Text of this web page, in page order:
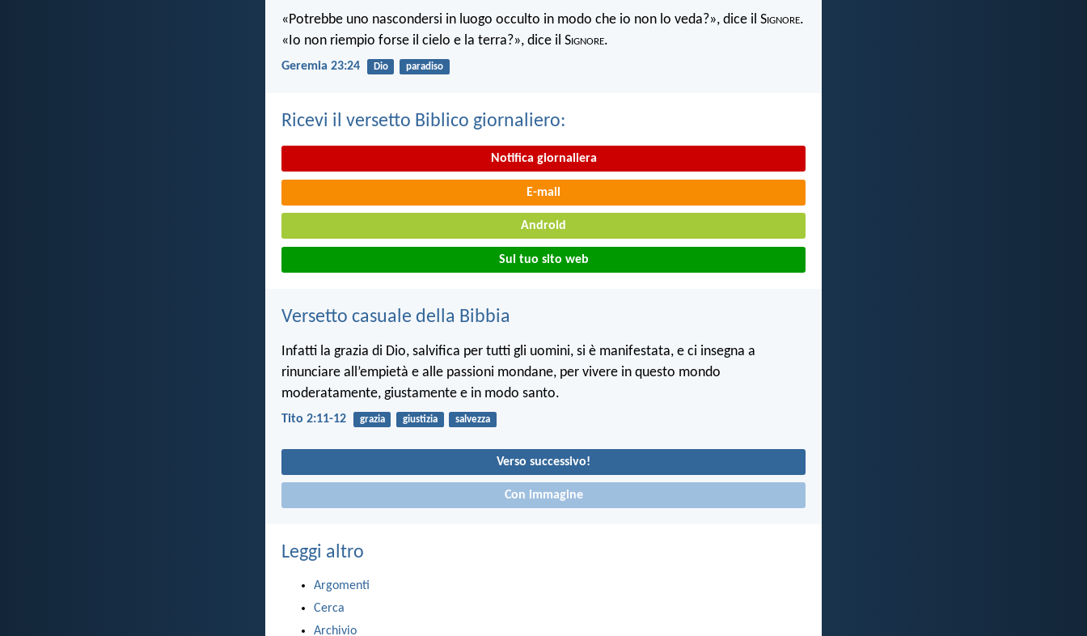
«Potrebbe uno nascondersi in luogo occulto in modo che io non lo veda?», dice il Signore.
«Io non riempio forse il cielo e la terra?», dice il Signore.
Geremia 23:24 Dio paradiso
Ricevi il versetto Biblico giornaliero:
Notifica giornaliera
E-mail
Android
Sul tuo sito web
Versetto casuale della Bibbia
Infatti la grazia di Dio, salvifica per tutti gli uomini, si è manifestata, e ci insegna a
rinunciare all’empietà e alle passioni mondane, per vivere in questo mondo
moderatamente, giustamente e in modo santo.
Tito 2:11-12 grazia giustizia salvezza
Verso successivo!
Con immagine
Leggi altro
Argomenti
Cerca
Archivio